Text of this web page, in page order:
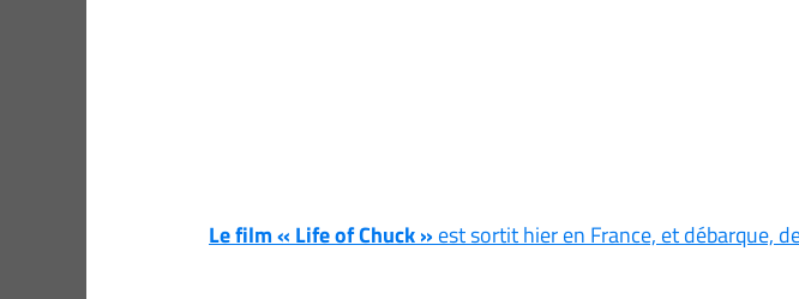
Le film « Life of Chuck »est sortit hier en France, et débarque,